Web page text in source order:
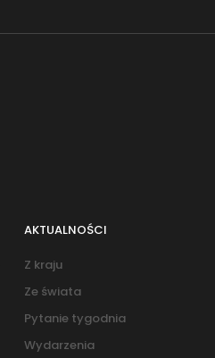
AKTUALNOŚCI
Z kraju
Ze świata
Pytanie tygodnia
Wydarzenia